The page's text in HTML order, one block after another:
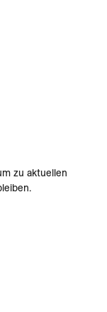
zu aktuellen